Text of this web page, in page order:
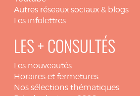
Autres réseaux sociaux & blogs
Les infolettres
LES + CONSULTÉS
Les nouveautés
Horaires et fermetures
Nos sélections thématiques